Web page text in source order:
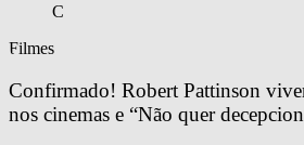
C
Filmes
Confirmado! Robert Pattinson
nos cinemas e “Não quer